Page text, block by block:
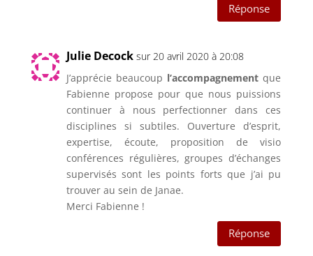
Réponse
Julie Decock sur 20 avril 2020 à 20:08
J’apprécie beaucoup l’accompagnement que
Fabienne propose pour que nous puissions
continuer à nous perfectionner dans ces
disciplines si subtiles. Ouverture d’esprit,
expertise, écoute, proposition de visio
conférences régulières, groupes d’échanges
supervisés sont les points forts que j’ai pu
trouver au sein de Janae.
Merci Fabienne !
Réponse